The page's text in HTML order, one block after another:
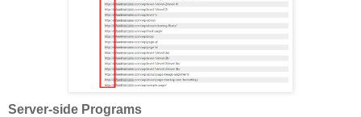
Server-side Programs